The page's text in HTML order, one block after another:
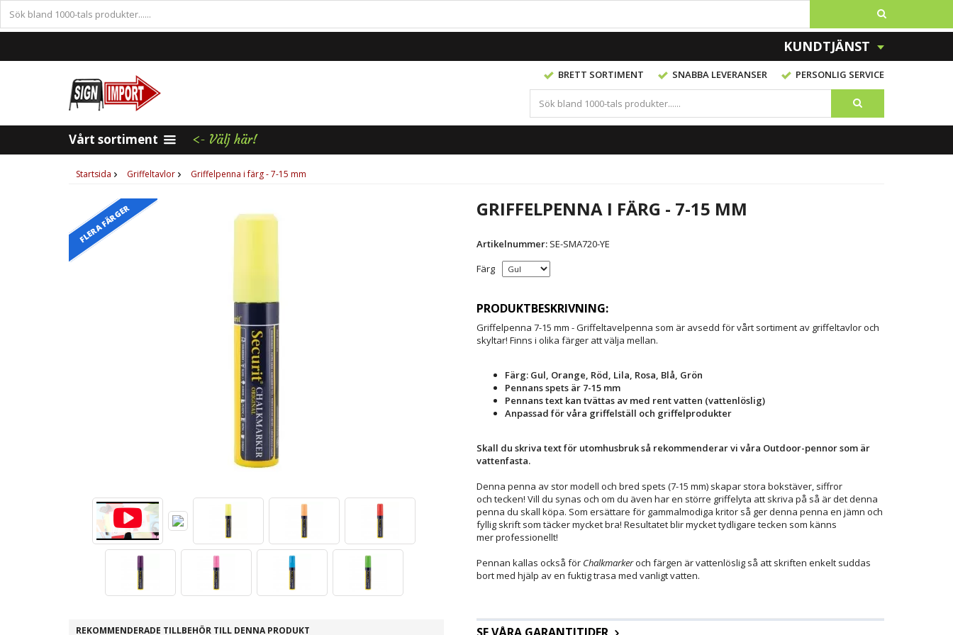
KUNDTJÄNST
BRETT SORTIMENT SNABBA LEVERANSER PERSONLIG SERVICE
Vårt sortiment <- Välj här!
Startsida Griffeltavlor Griffelpenna i färg - 7-15 mm
FLERA FÄRGER GRIFFELPENNA I FÄRG - 7-15 MM
Artikelnummer: SE-SMA720-YE
Färg
PRODUKTBESKRIVNING:
Griffelpenna 7-15 mm - Griffeltavelpenna som är avsedd för vårt sortiment av griffeltavlor och
skyltar! Finns i olika färger att välja mellan.
Färg: Gul, Orange, Röd, Lila, Rosa, Blå, Grön
Pennans spets är 7-15 mm
Pennans text kan tvättas av med rent vatten (vattenlöslig)
Anpassad för våra griffelställ och griffelprodukter
Skall du skriva text för utomhusbruk så rekommenderar vi våra Outdoor-pennor som är
vattenfasta.
Denna penna av stor modell och bred spets (7-15 mm) skapar stora bokstäver, siffror
och tecken! Vill du synas och om du även har en större griffelyta att skriva på så är det denna
penna du skall köpa. Som ersättare för gammalmodiga kritor så ger denna penna en jämn och
fyllig skrift som täcker mycket bra! Resultatet blir mycket tydligare tecken som känns
mer professionellt!
Pennan kallas också för Chalkmarkeroch färgen är vattenlöslig så att skriften enkelt suddas
bort med hjälp av en fuktig trasa med vanligt vatten.
REKOMMENDERADE TILLBEHÖR TILL DENNA PRODUKT